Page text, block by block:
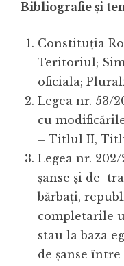
Bibliografie şi
Constituția
Teritoriul;
oficiala;
Legea nr. 53/
cu
– Titlul II,
Legea nr.
șanse și de
bărbați,
completarile
stau la baza
de șanse